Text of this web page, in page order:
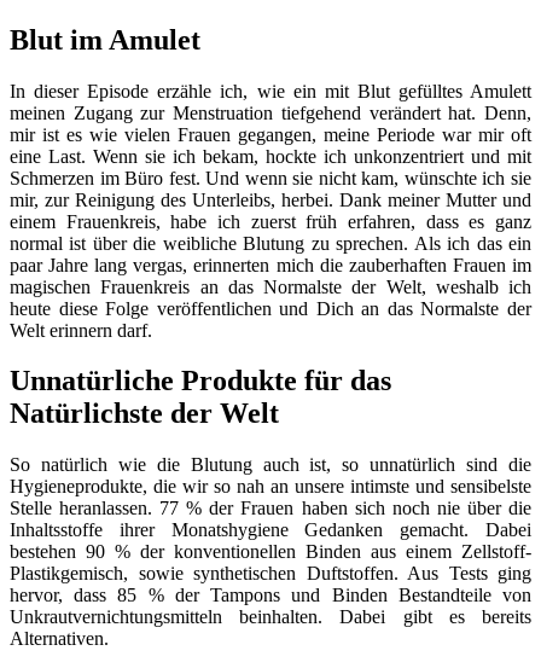
Blut im Amulet
In dieser Episode erzähle ich, wie ein mit Blut gefülltes Amulett
meinen Zugang zur Menstruation tiefgehend verändert hat. Denn,
mir ist es wie vielen Frauen gegangen, meine Periode war mir oft
eine Last. Wenn sie ich bekam, hockte ich unkonzentriert und mit
Schmerzen im Büro fest. Und wenn sie nicht kam, wünschte ich sie
mir, zur Reinigung des Unterleibs, herbei. Dank meiner Mutter und
einem Frauenkreis, habe ich zuerst früh erfahren, dass es ganz
normal ist über die weibliche Blutung zu sprechen. Als ich das ein
paar Jahre lang vergas, erinnerten mich die zauberhaften Frauen im
magischen Frauenkreis an das Normalste der Welt, weshalb ich
heute diese Folge veröffentlichen und Dich an das Normalste der
Welt erinnern darf.
Unnatürliche Produkte für das
Natürlichste der Welt
So natürlich wie die Blutung auch ist, so unnatürlich sind die
Hygieneprodukte, die wir so nah an unsere intimste und sensibelste
Stelle heranlassen. 77 % der Frauen haben sich noch nie über die
Inhaltsstoffe ihrer Monatshygiene Gedanken gemacht. Dabei
bestehen 90 % der konventionellen Binden aus einem Zellstoff-
Plastikgemisch, sowie synthetischen Duftstoffen. Aus Tests ging
hervor, dass 85 % der Tampons und Binden Bestandteile von
Unkrautvernichtungsmitteln beinhalten. Dabei gibt es bereits
Alternativen.